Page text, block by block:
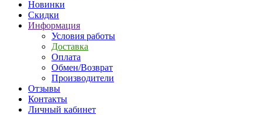
Новинки
Скидки
Информация
Условия работы
Доставка
Оплата
Обмен/Возврат
Производители
Отзывы
Контакты
Личный кабинет